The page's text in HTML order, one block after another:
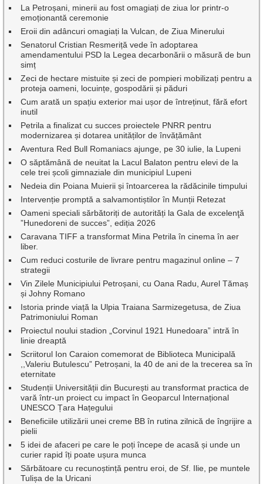
La Petroșani, minerii au fost omagiați de ziua lor printr-o
emoționantă ceremonie
Eroii din adâncuri omagiați la Vulcan, de Ziua Minerului
Senatorul Cristian Resmeriță vede în adoptarea
amendamentului PSD la Legea decarbonării o măsură de bun
simț
Zeci de hectare mistuite și zeci de pompieri mobilizați pentru a
proteja oameni, locuințe, gospodării și păduri
Cum arată un spațiu exterior mai ușor de întreținut, fără efort
inutil
Petrila a finalizat cu succes proiectele PNRR pentru
modernizarea și dotarea unităților de învățământ
Aventura Red Bull Romaniacs ajunge, pe 30 iulie, la Lupeni
O săptămână de neuitat la Lacul Balaton pentru elevi de la
cele trei școli gimnaziale din municipiul Lupeni
Nedeia din Poiana Muierii și întoarcerea la rădăcinile timpului
Intervenție promptă a salvamontiștilor în Munții Retezat
Oameni speciali sărbătoriți de autorități la Gala de excelenţă
”Hunedoreni de succes”, ediția 2026
Caravana TIFF a transformat Mina Petrila în cinema în aer
liber.
Cum reduci costurile de livrare pentru magazinul online – 7
strategii
Vin Zilele Municipiului Petroșani, cu Oana Radu, Aurel Tămaș
și Johny Romano
Istoria prinde viață la Ulpia Traiana Sarmizegetusa, de Ziua
Patrimoniului Roman
Proiectul noului stadion „Corvinul 1921 Hunedoara” intră în
linie dreaptă
Scriitorul Ion Caraion comemorat de Biblioteca Municipală
,,Valeriu Butulescu” Petroșani, la 40 de ani de la trecerea sa în
eternitate
Studenții Universității din București au transformat practica de
vară într-un proiect cu impact în Geoparcul Internațional
UNESCO Țara Hațegului
Beneficiile utilizării unei creme BB în rutina zilnică de îngrijire a
pielii
5 idei de afaceri pe care le poți începe de acasă și unde un
curier rapid îți poate ușura munca
Sărbătoare cu recunoștință pentru eroi, de Sf. Ilie, pe muntele
Tulișa de la Uricani